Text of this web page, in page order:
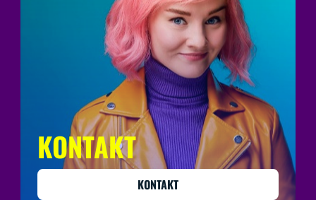
KONTAKT
KONTAKT